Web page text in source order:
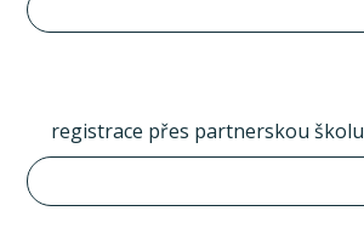
registrace přes partnerskou školu